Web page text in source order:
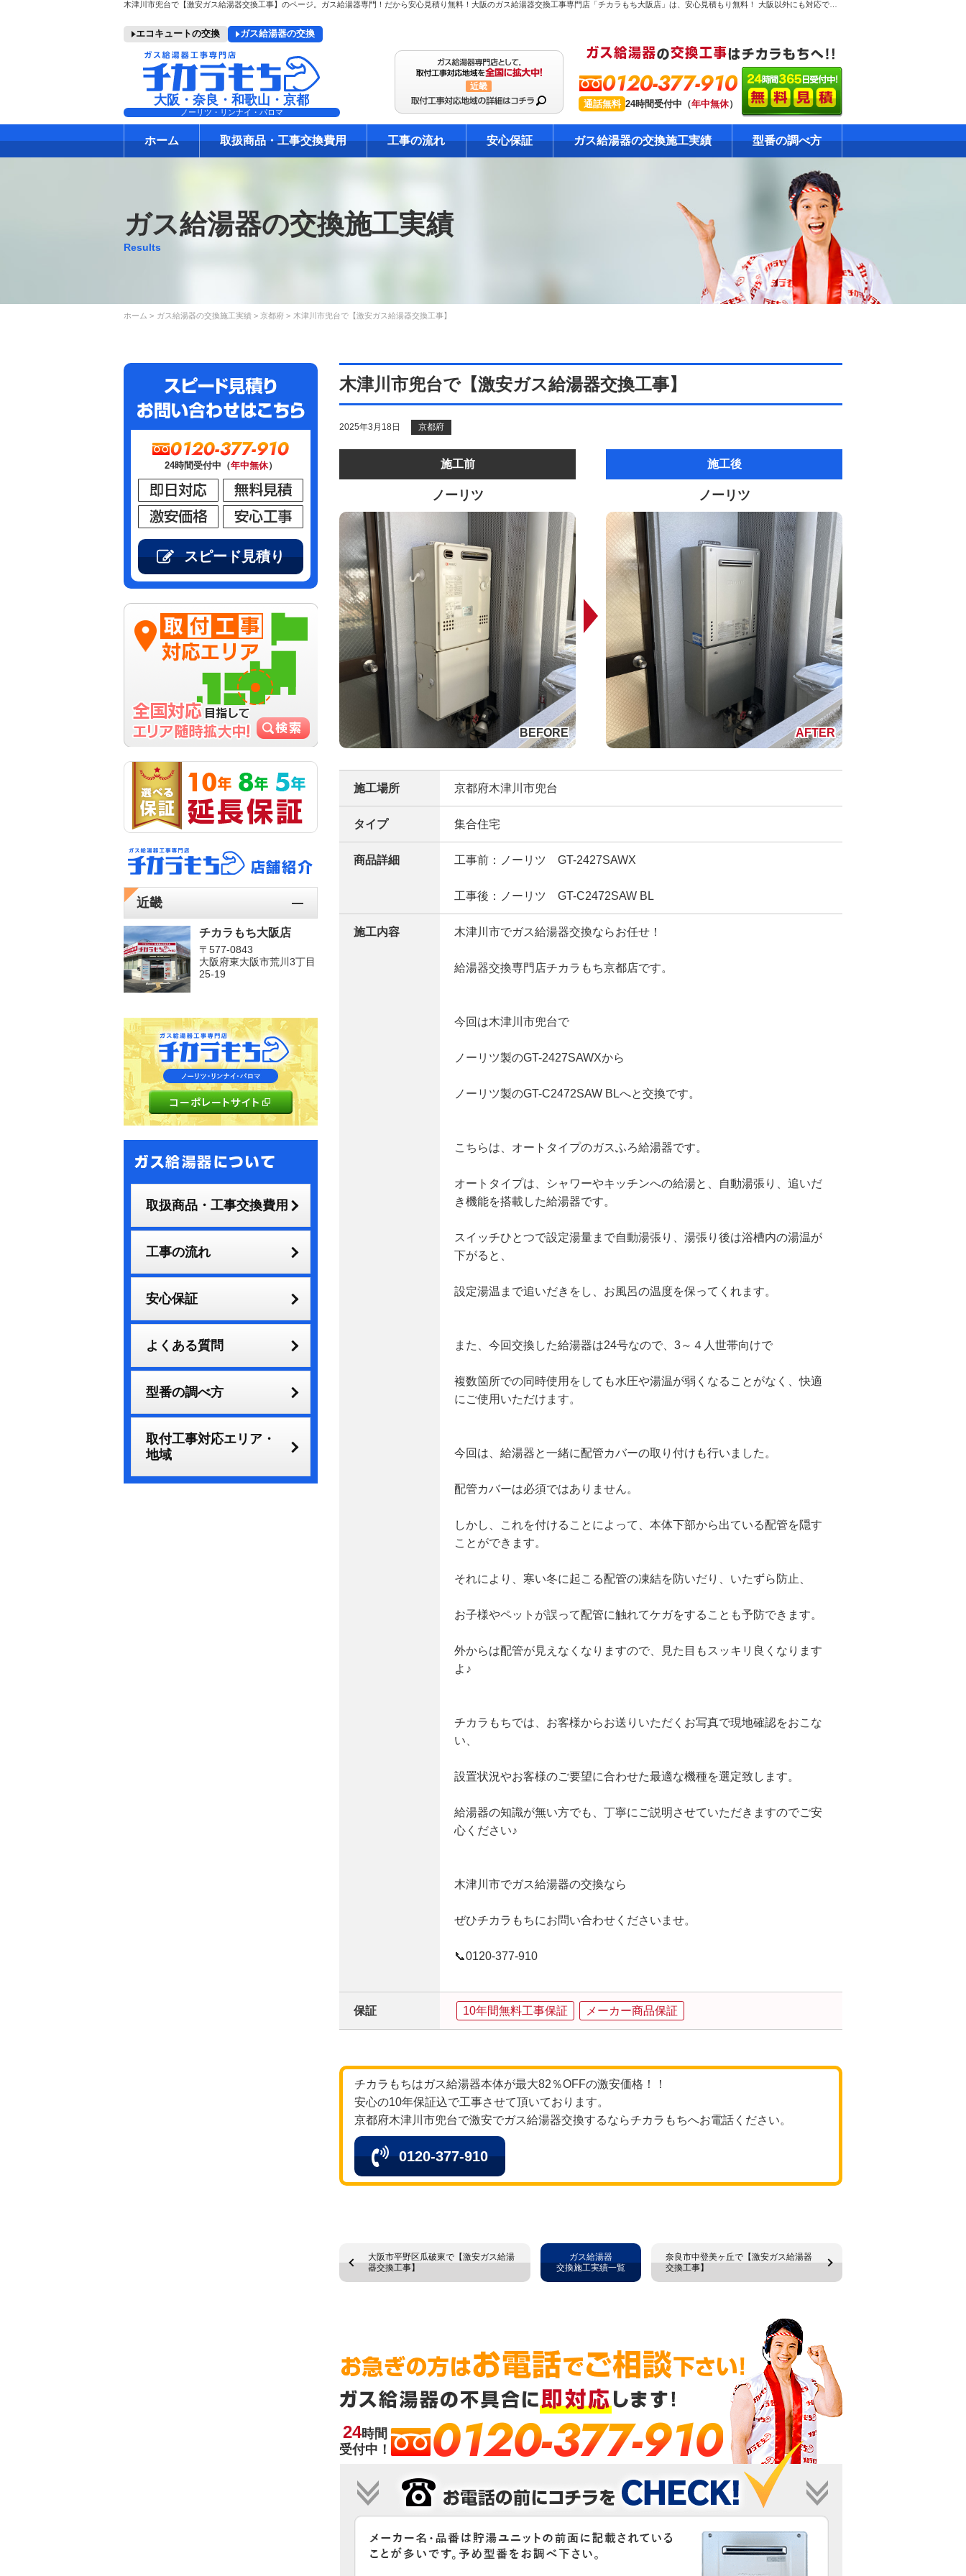
エコキュートの交換 ガス給湯器の交換
大阪・奈良・和歌山・京都
ノーリツ・リンナイ・パロマ
近畿 0120-377-910
通話無料 24時間受付中（年中無休）
ホーム 取扱商品・工事交換費用 工事の流れ 安心保証 ガス給湯器の交換施工実績 型番の調べ方
ガス給湯器の交換施工実績
Results
ホーム ガス給湯器の交換施工実績 京都府 木津川市兜台で【激安ガス給湯器交換工事】
木津川市兜台で【激安ガス給湯器交換工事】
2025年3月18日 京都府
施工前
ノーリツ
施工後
ノーリツ
施工場所 京都府木津川市兜台
タイプ 集合住宅
商品詳細 工事前：ノーリツ GT-2427SAWX
工事後：ノーリツ GT-C2472SAW BL
施工内容 木津川市でガス給湯器交換ならお任せ！
給湯器交換専門店チカラもち京都店です。
今回は木津川市兜台で
ノーリツ製のGT-2427SAWXから
ノーリツ製のGT-C2472SAW BLへと交換です。
こちらは、オートタイプのガスふろ給湯器です。
オートタイプは、シャワーやキッチンへの給湯と、自動湯張り、追いだ
き機能を搭載した給湯器です。
スイッチひとつで設定湯量まで自動湯張り、湯張り後は浴槽内の湯温が
下がると、
設定湯温まで追いだきをし、お風呂の温度を保ってくれます。
また、今回交換した給湯器は24号なので、3～４人世帯向けで
複数箇所での同時使用をしても水圧や湯温が弱くなることがなく、快適
にご使用いただけます。
今回は、給湯器と一緒に配管カバーの取り付けも行いました。
配管カバーは必須ではありません。
しかし、これを付けることによって、本体下部から出ている配管を隠す
ことができます。
それにより、寒い冬に起こる配管の凍結を防いだり、いたずら防止、
お子様やペットが誤って配管に触れてケガをすることも予防できます。
外からは配管が見えなくなりますので、見た目もスッキリ良くなります
よ♪
チカラもちでは、お客様からお送りいただくお写真で現地確認をおこな
い、
設置状況やお客様のご要望に合わせた最適な機種を選定致します。
給湯器の知識が無い方でも、丁寧にご説明させていただきますのでご安
心ください♪
木津川市でガス給湯器の交換なら
ぜひチカラもちにお問い合わせくださいませ。
📞0120‐377‐910
保証 10年間無料工事保証 メーカー商品保証
チカラもちはガス給湯器本体が最大82％OFFの激安価格！！
安心の10年保証込で工事させて頂いております。
京都府木津川市兜台で激安でガス給湯器交換するならチカラもちへお電話ください。
0120-377-910
大阪市平野区瓜破東で【激安ガス給湯
器交換工事】
奈良市中登美ヶ丘で【激安ガス給湯器
交換工事】
ガス給湯器
交換施工実績一覧
24時間
受付中！
0120-377-910
0120-377-910
24時間受付中（年中無休）
スピード見積り
近畿
チカラもち大阪店
〒577-0843
大阪府東大阪市荒川3丁目
25-19
取扱商品・工事交換費用
工事の流れ
安心保証
よくある質問
型番の調べ方
取付工事対応エリア・
地域